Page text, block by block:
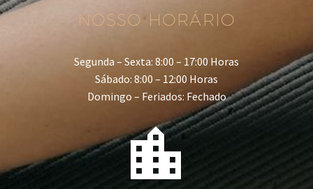
NOSSO HORÁRIO
Segunda – Sexta: 8:00 – 17:00 Horas
Sábado: 8:00 – 12:00 Horas
Domingo – Feriados: Fechado

